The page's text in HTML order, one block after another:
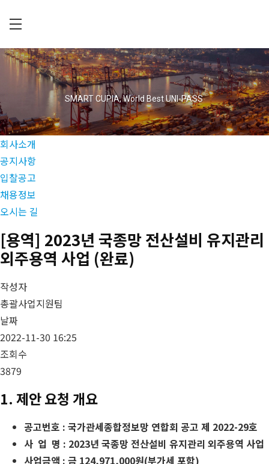
content
C
U
P
I
A
SMART CUPIA, World Best UNI-PASS
회사소개
공지사항
입찰공고
채용정보
오시는 길
[용역] 2023년 국종망 전산설비 유지관리
외주용역 사업 (완료)
작성자
총괄사업지원팀
날짜
2022-11-30 16:25
조회수
3879
1. 제안 요청 개요
공고번호 : 국가관세종합정보망 연합회 공고 제 2022-29호
사 업 명 : 2023년 국종망 전산설비 유지관리 외주용역 사업
사업금액 : 금 124,971,000원(부가세 포함)